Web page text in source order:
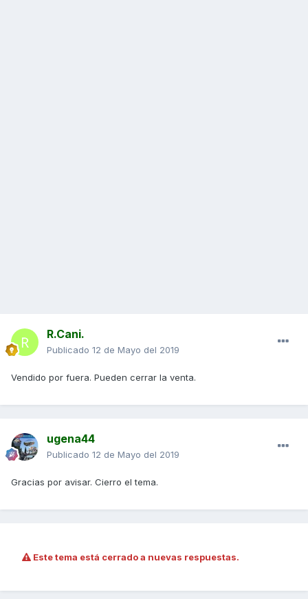
R.Cani.
Publicado 12 de Mayo del 2019
Vendido por fuera. Pueden cerrar la venta.
ugena44
Publicado 12 de Mayo del 2019
Gracias por avisar. Cierro el tema.
Este tema está cerrado a nuevas respuestas.